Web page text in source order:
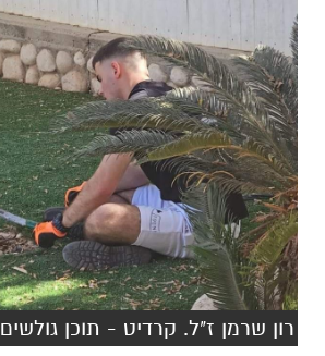
רון שרמן ז"ל. קרדיט - תוכן גולשים
עוד כתבה שרמן: ''לא יעלה על
רק את
תינוקות ונשים וזקנות וזקנים.